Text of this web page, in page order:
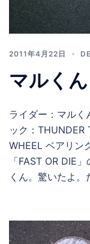
2011年4月22日
マルくん
ライダー：マルく
ック：THUNDER
WHEEL ベアリン
「FAST OR DIE
くん。驚いたよ。